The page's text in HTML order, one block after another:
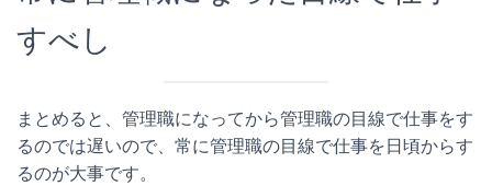
すべし
まとめると、管理職になってから管理職の目線で仕事をす
るのでは遅いので、常に管理職の目線で仕事を日頃からす
るのが大事です。